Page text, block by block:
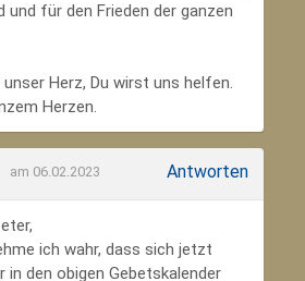
und für den Frieden der ganzen
Herz, Du wirst uns helfen.
Herzen.
am 06.02.2023 Antworten
ich wahr, dass sich jetzt
in den obigen Gebetskalender